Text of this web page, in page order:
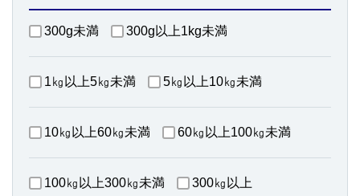
300g未満 300g以上1kg未満
1㎏以上5㎏未満 5㎏以上10㎏未満
10㎏以上60㎏未満 60㎏以上100㎏未満
100㎏以上300㎏未満 300㎏以上